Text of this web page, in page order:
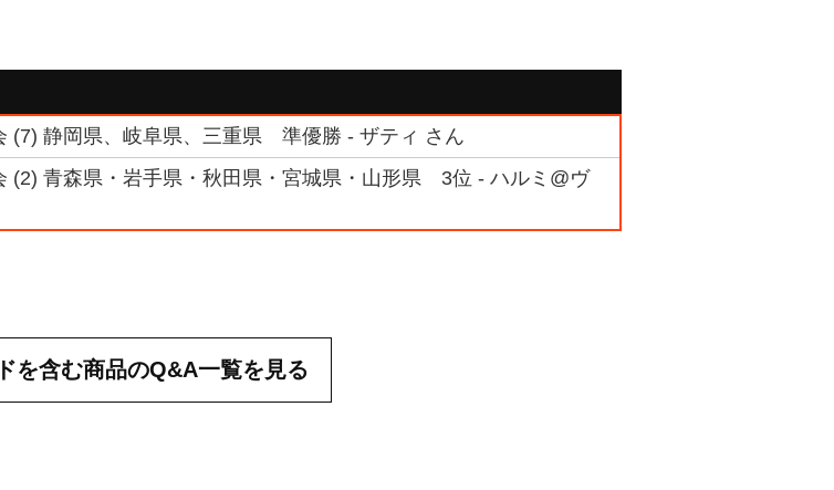
(7) 静岡県、岐阜県、三重県 準優勝 - ザティ さん
(2) 青森県・岩手県・秋田県・宮城県・山形県 3位 - ハルミ@ヴ
を含む商品のQ&A一覧を見る